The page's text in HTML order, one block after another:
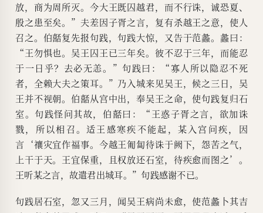
放，商为周所灭。今大王既囚越君，而不行诛，诚恐夏、
殷之患至矣。”夫差因子胥之言，复有杀越王之意，使人
召之。伯嚭复先报句践，句践大惊，又告于范蠡。蠡曰：
“王勿惧也。吴王囚王已三年矣。彼不忍于三年，而能忍
于一日乎？去必无恙。”句践曰：“寡人所以隐忍不死
者，全赖大夫之策耳。”乃入城来见吴王，候之三日，吴
王并不视朝。伯嚭从宫中出，奉吴王之命，使句践复归石
室。句践怪问其故，伯嚭曰：“王惑子胥之言，欲加诛
戮，所以相召。适王感寒疾不能起，某入宫问疾，因
言‘禳灾宜作福事。今越王匍匐待诛于阙下，怨苦之气，
上干于天。王宜保重，且权放还石室，待疾愈而图之’。
王听某之言，故遣君出城耳。”句践感谢不已。
句践居石室，忽又三月，闻吴王病尚未愈，使范蠡卜其吉